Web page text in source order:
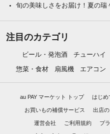
旬の美味しさをお届け！夏の瑞
注目のカテゴリ
ビール・発泡酒 チューハイ
惣菜・食材
扇風機 エアコン
au PAY マーケット トップ はじめ
お買いもの補償サービス 出店
運営会社 ご利用規約 プ